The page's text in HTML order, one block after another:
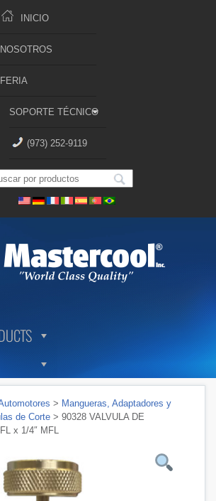
INICIO
NOSOTROS
FERIA
SOPORTE TÉCNICO
(973) 252-9119
> Mangueras, Adaptadores y
de Corte > 90328 VALVULA DE
x 1/4″ MFL